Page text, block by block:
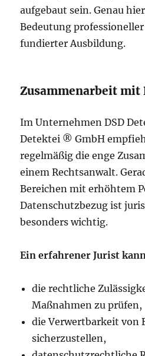
aufgebaut sein. Genau
Bedeutung
fundierter Ausbildung.
Zusammenarbeit mit
Im Unternehmen DSD
Detektei ® GmbH
regelmäßig die enge
einem Rechtsanwalt.
Bereichen mit erhöhtem
Datenschutzbezug ist
besonders wichtig.
Ein erfahrener Jurist
die rechtliche
Maßnahmen zu prüfen,
die Verwertbarkeit von
sicherzustellen,